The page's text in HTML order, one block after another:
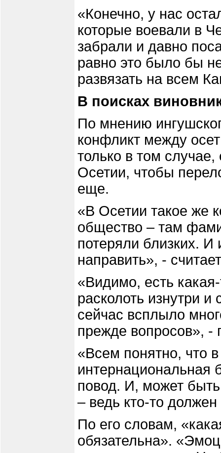
«Конечно, у нас
которые воевали в
забрали и давно
равно это было бы
развязать на всем
В поисках
По мнению
конфликт между
только в том случае,
Осетии, чтобы
еще.
«В Осетии такое же
общество – там
потеряли близких. И
направить», -
«Видимо, есть
расколоть изнутри
сейчас всплыло
прежде вопросов», -
«Всем понятно, что
интернациональная
повод. И, может
– ведь кто-то
По его словам,
обязательна».